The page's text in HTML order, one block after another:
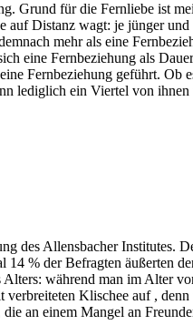
Grund für die Fernliebe ist
auf Distanz wagt: je jünger
mehr als eine
eine Fernbeziehung als
Fernbeziehung geführt. Ob
lediglich ein Viertel von
des Allensbacher Institutes.
% der Befragten äußerten
während man im Alter
Klischee auf , denn
an einem Mangel an